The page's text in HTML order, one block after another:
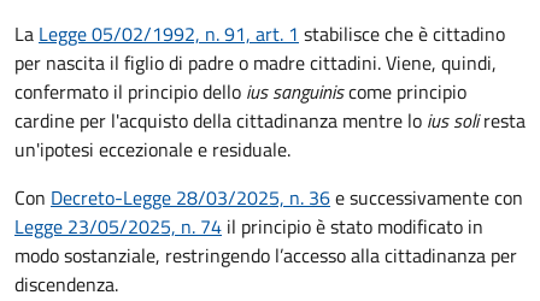
La Legge 05/02/1992, n. 91, art. 1 stabilisce che è cittadino
per nascita il figlio di padre o madre cittadini. Viene, quindi,
confermato il principio dello ius sanguiniscome principio
cardine per l'acquisto della cittadinanza mentre lo ius soliresta
un'ipotesi eccezionale e residuale.
Con Decreto-Legge 28/03/2025, n. 36e successivamente con
Legge 23/05/2025, n. 74 il principio è stato modificato in
modo sostanziale, restringendo l’accesso alla cittadinanza per
discendenza.